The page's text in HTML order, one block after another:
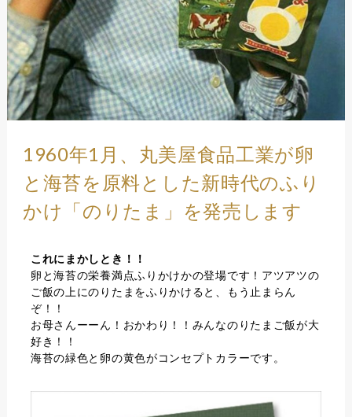
1960年1月、丸美屋食品工業が卵
と海苔を原料とした新時代のふり
かけ「のりたま」を発売します
これにまかしとき！！
卵と海苔の栄養満点ふりかけかの登場です！アツアツの
ご飯の上にのりたまをふりかけると、もう止まらん
ぞ！！
お母さんーーん！おかわり！！みんなのりたまご飯が大
好き！！
海苔の緑色と卵の黄色がコンセプトカラーです。